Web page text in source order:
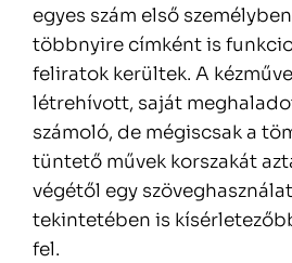
egyes szám első
többnyire címként is
feliratok kerültek. A
létrehívott, saját
számoló, de mégiscsak a
tüntető művek korszakát
végétől egy
tekintetében is
fel.